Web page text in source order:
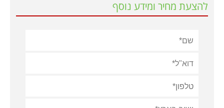
להצעת מחיר ומידע נוסף